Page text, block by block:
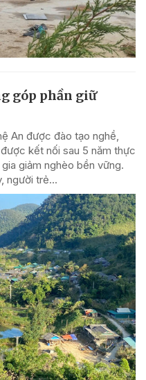
góp phần giữ
An được đào tạo nghề,
kết nối sau 5 năm thực
giảm nghèo bền vững.
người trẻ...